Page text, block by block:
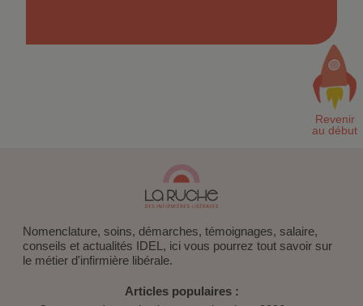
Nomenclature, soins, démarches, témoignages, salaire,
conseils et actualités IDEL, ici vous pourrez tout savoir sur
le métier d'infirmière libérale.
Articles populaires :